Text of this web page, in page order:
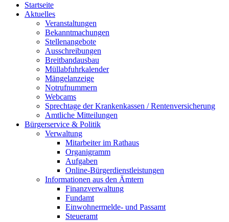
Startseite
Aktuelles
Veranstaltungen
Bekanntmachungen
Stellenangebote
Ausschreibungen
Breitbandausbau
Müllabfuhrkalender
Mängelanzeige
Notrufnummern
Webcams
Sprechtage der Krankenkassen / Rentenversicherung
Amtliche Mitteilungen
Bürgerservice & Politik
Verwaltung
Mitarbeiter im Rathaus
Organigramm
Aufgaben
Online-Bürgerdienstleistungen
Informationen aus den Ämtern
Finanzverwaltung
Fundamt
Einwohnermelde- und Passamt
Steueramt